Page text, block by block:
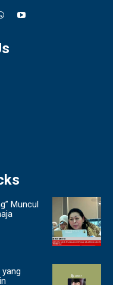
Muncul